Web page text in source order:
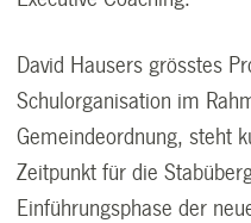
David Hausers grösstes
Schulorganisation im
Gemeindeordnung, steht
Zeitpunkt für die
Einführungsphase der